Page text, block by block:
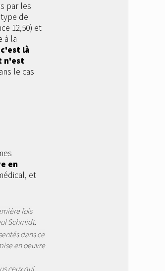
par les
de
12,50) et
à la
là
n'est
le cas
en
et
fois
Schmidt.
dans ce
en oeuvre
ceux qui